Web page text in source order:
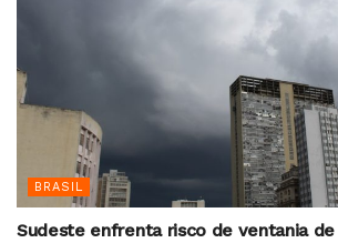
BRASIL
Sudeste enfrenta risco de ventania de